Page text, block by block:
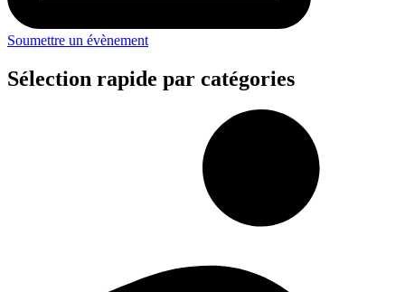
Soumettre un évènement
Sélection rapide par catégories